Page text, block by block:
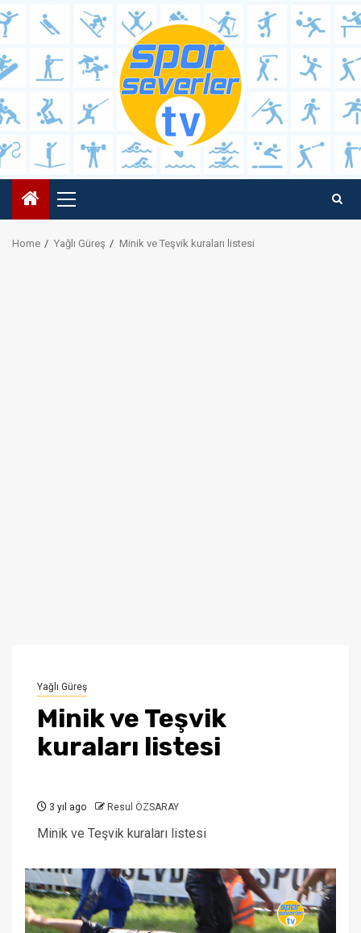
Skip
to
Primary
Menu
Home Yağlı Güreş Minik ve Teşvik kuraları listesi
Yağlı Güreş
Minik ve Teşvik
kuraları listesi
3 yıl ago Resul ÖZSARAY
Minik ve Teşvik kuraları listesi